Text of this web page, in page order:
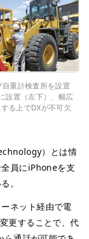
重計検査所を設置
設置（左下）、幅広
る上でDXが不可欠
）とは情
員にiPhoneを支
。
ネット経由で電
更することで、代